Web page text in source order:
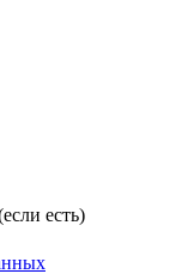
есть)